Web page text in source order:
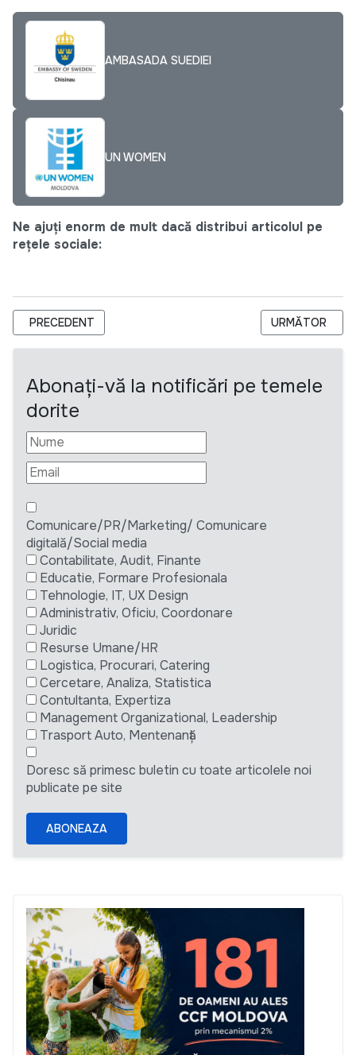
AMBASADA SUEDIEI
UN WOMEN
Ne ajuți enorm de mult dacă distribui articolul pe
rețele sociale:
ARTICOL PRECEDENT: PROJECT MANAGER DEPARTAMENT
PRECEDENT ARTICOLUL
URMĂTOR
Abonați-vă la notificări pe temele
dorite
Comunicare/PR/Marketing/ Comunicare
digitală/Social media
Contabilitate, Audit, Finante
Educatie, Formare Profesionala
Tehnologie, IT, UX Design
Administrativ, Oficiu, Coordonare
Juridic
Resurse Umane/HR
Logistica, Procurari, Catering
Cercetare, Analiza, Statistica
Contultanta, Expertiza
Management Organizational, Leadership
Trasport Auto, Mentenanță
Doresc să primesc buletin cu toate articolele noi
publicate pe site
ABONEAZA